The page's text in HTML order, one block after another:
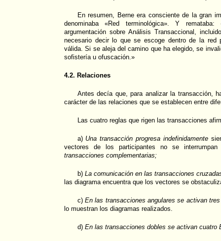
En resumen, Berne era consciente de la gran
denominaba «Red terminológica». Y
argumentación sobre Análisis Transaccional,
necesario decir lo que se escoge dentro de la red
válida. Si se aleja del camino que ha elegido, se
sofistería u ofuscación.»
4.2. Relaciones
Antes decía que, para analizar la transacción,
carácter de las relaciones que se establecen entre
Las cuatro reglas que rigen las transacciones
a) Una transacción progresa indefinidamente
vectores de los participantes no se
transacciones complementarias;
b) La comunicación en las transacciones
las diagrama encuentra que los vectores se
c)En las transacciones angulares se activan
lo muestran los diagramas realizados.
d) En las transacciones dobles se activan cuatro